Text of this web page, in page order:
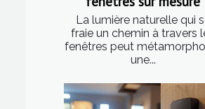
La lumière naturelle qui
fraie un chemin à travers
fenêtres peut
une...